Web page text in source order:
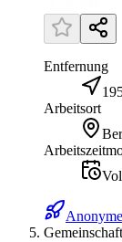
Entfernung
Arbeitsort